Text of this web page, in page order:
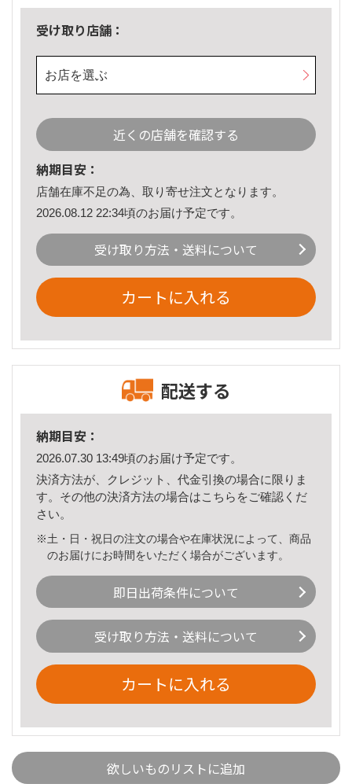
受け取り店舗：
お店を選ぶ
近くの店舗を確認する
納期目安：
店舗在庫不足の為、取り寄せ注文となります。
2026.08.12 22:34頃のお届け予定です。
受け取り方法・送料について
カートに入れる
配送する
納期目安：
2026.07.30 13:49頃のお届け予定です。
決済方法が、クレジット、代金引換の場合に限りま
す。その他の決済方法の場合はこちら をご確認くだ
さい。
※土・日・祝日の注文の場合や在庫状況によって、商品
のお届けにお時間をいただく場合がございます。
即日出荷条件について
受け取り方法・送料について
カートに入れる
欲しいものリストに追加